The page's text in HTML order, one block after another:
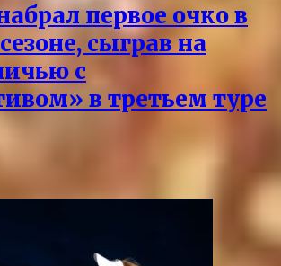
первое очко в
сыграв на
с
в третьем туре